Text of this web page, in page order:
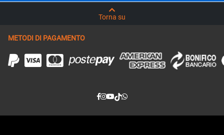
Torna su
METODI DI PAGAMENTO